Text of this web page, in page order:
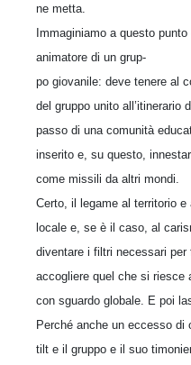
ne metta.
Immaginiamo a questo
animatore di un grup-
po giovanile: deve tenere al
del gruppo unito all’itinerario
passo di una comunità
inserito e, su questo,
come missili da altri mondi.
Certo, il legame al territorio
locale e, se è il caso, al
diventare i filtri necessari per
accogliere quel che si riesce
con sguardo globale. E poi
Perché anche un eccesso di
tilt e il gruppo e il suo